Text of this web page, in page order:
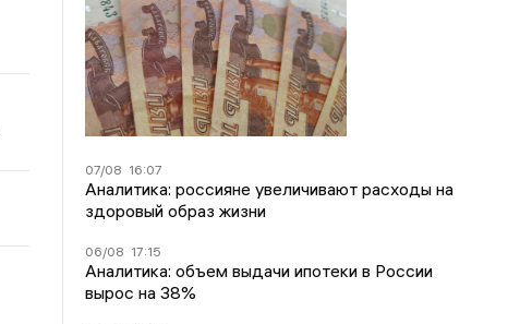
07/08 16:07
Аналитика: россияне увеличивают расходы на
здоровый образ жизни
06/08 17:15
Аналитика: объем выдачи ипотеки в России
вырос на 38%